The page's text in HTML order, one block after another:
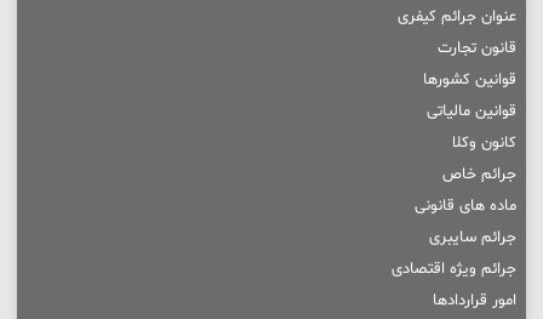
عنوان جرائم کیفری
قانون تجارت
قوانین کشورها
قوانین مالیاتی
کانون وکلا
جرائم خاص
ماده های قانونی
جرائم سایبری
جرائم ویژه اقتصادی
امور قراردادها